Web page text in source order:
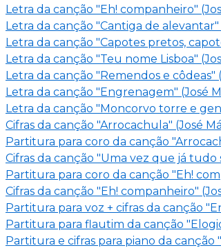
Letra da canção "Eh! companheiro"
Letra da canção "Cantiga de alevantar"
Letra da canção "Capotes pretos,
Letra da canção "Teu nome Lisboa"
Letra da canção "Remendos e côdeas"
Letra da canção "Engrenagem" (José
Letra da canção "Moncorvo torre e
Cifras da canção "Arrocachula" (José
Partitura para coro da canção
Cifras da canção "Uma vez que já tudo
Partitura para coro da canção "Eh!
Cifras da canção "Eh! companheiro"
Partitura para voz + cifras da canção
Partitura para flautim da canção
Partitura e cifras para piano da canção